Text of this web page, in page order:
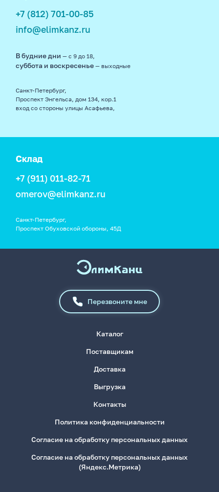
+7 (812) 701-00-85
info@elimkanz.ru
В будние дни — с 9 до 18,
суббота и воскресенье — выходные
Санкт-Петербург,
Проспект Энгельса, дом 134, кор.1
вход со стороны улицы Асафьева,
Склад
+7 (911) 011-82-71
omerov@elimkanz.ru
Санкт-Петербург,
Проспект Обуховской обороны, 45Д
Перезвоните мне
Каталог
Поставщикам
Доставка
Выгрузка
Контакты
Политика конфиденциальности
Согласие на обработку персональных данных
Согласие на обработку персональных данных
(Яндекс.Метрика)